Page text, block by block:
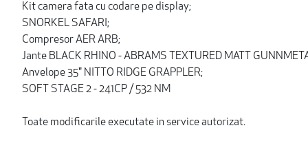
Kit camera fata cu codare pe display;
SNORKEL SAFARI;
Compresor AER ARB;
Jante BLACK RHINO - ABRAMS TEXTURED MATT
Anvelope 35" NITTO RIDGE GRAPPLER;
SOFT STAGE 2 - 241CP / 532 NM
Toate modificarile executate in service autorizat.